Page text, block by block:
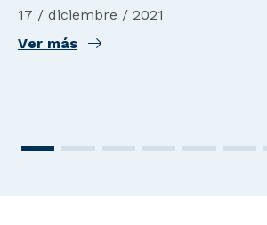
17 / diciembre / 2021
Ver más